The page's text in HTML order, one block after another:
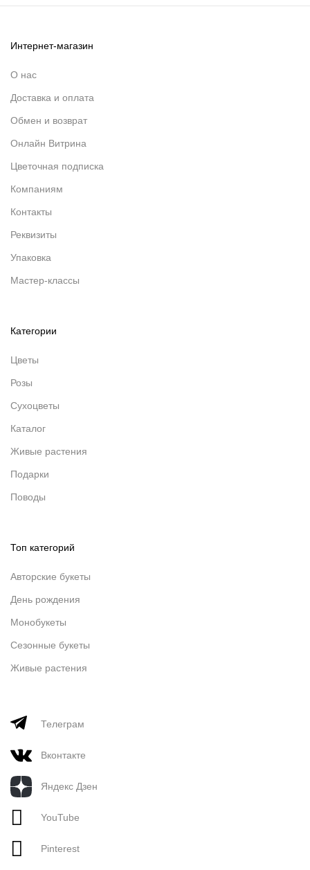
Интернет-магазин
О нас
Доставка и оплата
Обмен и возврат
Онлайн Витрина
Цветочная подписка
Компаниям
Контакты
Реквизиты
Упаковка
Мастер-классы
Категории
Цветы
Розы
Сухоцветы
Каталог
Живые растения
Подарки
Поводы
Топ категорий
Авторские букеты
День рождения
Монобукеты
Сезонные букеты
Живые растения
Телеграм
Вконтакте
Яндекс Дзен
YouTube
Pinterest